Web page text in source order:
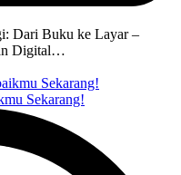
Dari Buku ke Layar –
Digital…
Sekarang!